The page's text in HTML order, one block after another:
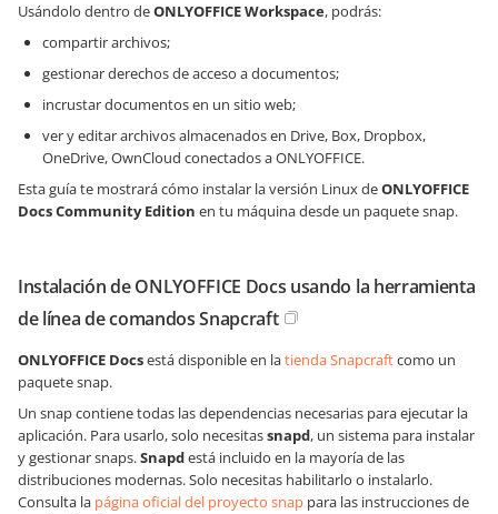
Usándolo dentro deONLYOFFICE Workspace, podrás:
compartir archivos;
gestionar derechos de acceso a documentos;
incrustar documentos en un sitio web;
ver y editar archivos almacenados en Drive, Box, Dropbox,
OneDrive, OwnCloud conectados a ONLYOFFICE.
Esta guía te mostrará cómo instalar la versión Linux deONLYOFFICE
DocsCommunity Edition en tu máquina desde un paquete snap.
Instalación de ONLYOFFICE Docs usando la herramienta
de línea de comandos Snapcraft
ONLYOFFICE Docsestá disponible en latienda Snapcraftcomo un
paquete snap.
Un snap contiene todas las dependencias necesarias para ejecutar la
aplicación. Para usarlo, solo necesitassnapd, un sistema para instalar
y gestionar snaps.Snapdestá incluido en la mayoría de las
distribuciones modernas. Solo necesitas habilitarlo o instalarlo.
Consulta la página oficial del proyecto snap para las instrucciones de